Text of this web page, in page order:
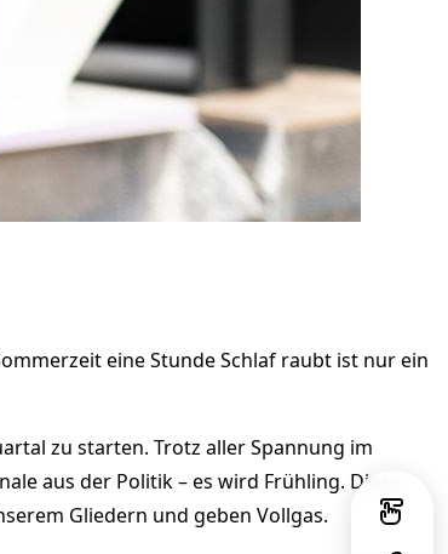
eine Stunde Schlaf raubt ist nur ein
zu starten. Trotz aller Spannung im
aus der Politik – es wird Frühling. Diese
Gliedern und geben Vollgas.